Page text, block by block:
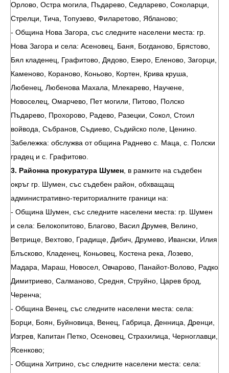
Орлово, Остра могила, Пъдарево, Седларево, Соколарци,
Стрелци, Тича, Топузево, Филаретово, Ябланово;
- Община Нова Загора, със следните населени места: гр.
Нова Загора и села: Асеновец, Баня, Богданово, Брястово,
Бял кладенец, Графитово, Дядово, Езеро, Еленово, Загорци,
Каменово, Кораново, Коньово, Кортен, Крива круша,
Любенец, Любенова Махала, Млекарево, Научене,
Новоселец, Омарчево, Пет могили, Питово, Полско
Пъдарево, Прохорово, Радево, Разецки, Сокол, Стоил
войвода, Събранов, Съдиево, Съдийско поле, Ценино.
Забележка: обслужва от община Раднево с. Маца, с. Полски
градец и с. Графитово.
3. Районна прокуратура Шумен , в рамките на съдебен
окръг гр. Шумен, със съдебен район, обхващащ
административно-териториалните граници на:
- Община Шумен, със следните населени места: гр. Шумен
и села: Белокопитово, Благово, Васил Друмев, Велино,
Ветрище, Вехтово, Градище, Дибич, Друмево, Ивански, Илия
Блъсково, Кладенец, Коньовец, Костена река, Лозево,
Мадара, Мараш, Новосел, Овчарово, Панайот-Волово, Радко
Димитриево, Салманово, Средня, Струйно, Царев брод,
Черенча;
- Община Венец, със следните населени места: села:
Борци, Боян, Буйновица, Венец, Габрица, Денница, Дренци,
Изгрев, Капитан Петко, Осеновец, Страхилица, Черноглавци,
Ясенково;
- Община Хитрино, със следните населени места: села: